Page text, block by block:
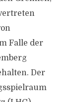
Falle der
Der